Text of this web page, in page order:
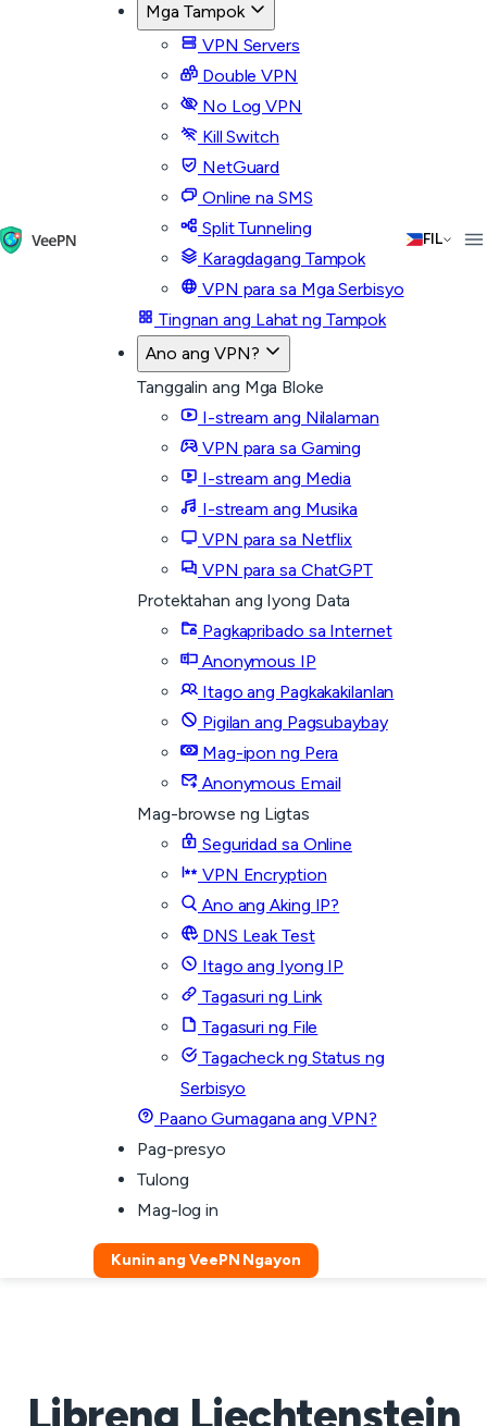
Mga Tampok
VPN Servers
Double VPN
No Log VPN
Kill Switch
NetGuard
Online na SMS
Split Tunneling
Karagdagang Tampok
VPN para sa Mga Serbisyo
Tingnan ang Lahat ng Tampok
Ano ang VPN?
Tanggalin ang Mga Bloke
I-stream ang Nilalaman
VPN para sa Gaming
I-stream ang Media
I-stream ang Musika
VPN para sa Netflix
VPN para sa ChatGPT
Protektahan ang Iyong Data
Pagkapribado sa Internet
Anonymous IP
Itago ang Pagkakakilanlan
Pigilan ang Pagsubaybay
Mag-ipon ng Pera
Anonymous Email
Mag-browse ng Ligtas
Seguridad sa Online
VPN Encryption
Ano ang Aking IP?
DNS Leak Test
Itago ang Iyong IP
Tagasuri ng Link
Tagasuri ng File
Tagacheck ng Status ng
Serbisyo
Paano Gumagana ang VPN?
Pag-presyo
Tulong
Mag-log in
Kunin ang VeePN Ngayon
FIL
Libreng Liechtenstein